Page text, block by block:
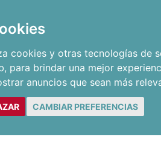
cookies y otras tecnologías de
, para brindar una mejor
anuncios que sean más
CAMBIAR PREFERENCIAS